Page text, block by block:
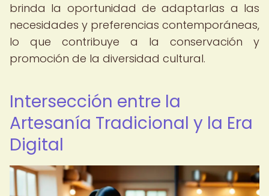
brinda la oportunidad de adaptarlas a las
necesidades y preferencias contemporáneas,
lo que contribuye a la conservación y
promoción de la diversidad cultural.
Intersección entre la
Artesanía Tradicional y la Era
Digital